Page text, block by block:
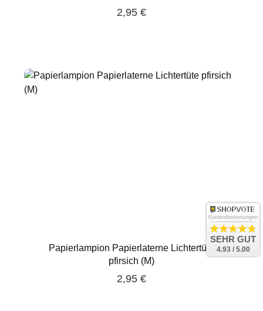
2,95 €
Papierlampion Papierlaterne Lichtertüte
pfirsich (M)
2,95 €
Kundenbewertungen
SEHR GUT
4.93 / 5.00